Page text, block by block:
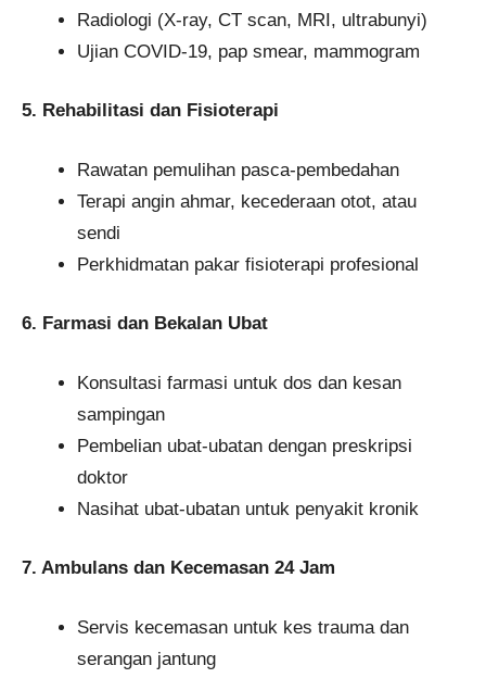
Radiologi (X-ray, CT scan, MRI, ultrabunyi)
Ujian COVID-19, pap smear, mammogram
5. Rehabilitasi dan Fisioterapi
Rawatan pemulihan pasca-pembedahan
Terapi angin ahmar, kecederaan otot, atau
sendi
Perkhidmatan pakar fisioterapi profesional
6. Farmasi dan Bekalan Ubat
Konsultasi farmasi untuk dos dan kesan
sampingan
Pembelian ubat-ubatan dengan preskripsi
doktor
Nasihat ubat-ubatan untuk penyakit kronik
7. Ambulans dan Kecemasan 24 Jam
Servis kecemasan untuk kes trauma dan
serangan jantung